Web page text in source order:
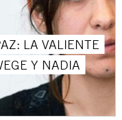
LA VALIENTE
Y NADIA